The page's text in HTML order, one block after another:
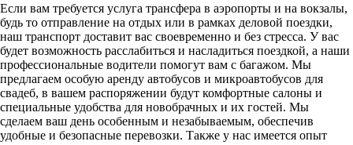
Если вам требуется услуга трансфера в аэропорты и на вокзалы,
будь то отправление на отдых или в рамках деловой поездки,
наш транспорт доставит вас своевременно и без стресса. У вас
будет возможность расслабиться и насладиться поездкой, а наши
профессиональные водители помогут вам с багажом. Мы
предлагаем особую аренду автобусов и микроавтобусов для
свадеб, в вашем распоряжении будут комфортные салоны и
специальные удобства для новобрачных и их гостей. Мы
сделаем ваш день особенным и незабываемым, обеспечив
удобные и безопасные перевозки. Также у нас имеется опыт